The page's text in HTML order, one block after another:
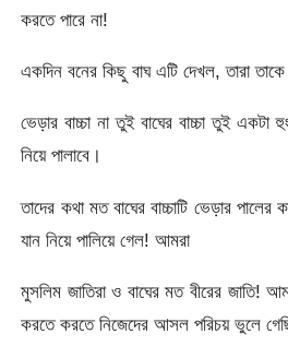
করতে পারে না!
একদিন বনের কিছু বাঘ এটি দেখল, তারা
ভেড়ার বাচ্চা না তুই বাঘের বাচ্চা তুই একটা
নিয়ে পালাবে।
তাদের কথা মত বাঘের বাচ্চাটি ভেড়ার
যান নিয়ে পালিয়ে গেল! আমরা
মুসলিম জাতিরা ও বাঘের মত বীরের জাতি!
করতে করতে নিজেদের আসল পরিচয় ভুলে